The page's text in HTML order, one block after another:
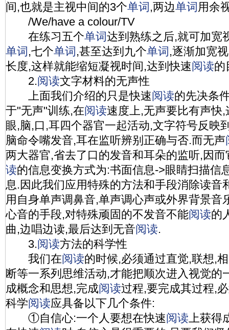
间,也就是主视中间的3个单词 ,两边单词 用余
/We/have a colour/TV
在练习五个单词达到熟练之后,就可加宽
单词 ,七个单词 ,甚至达到九个单词 ,逐渐加宽
长度,这样就能缩短凝视时间,达到快速阅读
2.阅读文字材料的无声性
上面我们介绍的只是快速阅读的先决条
于"无声"训练,在阅读速度上,无声要比有声快
眼,脑,口,耳四个器官一起活动,文字符号反映
脑命令嘴发音,耳在监听辨别正确与否.而无声
两大器官,省去了口的发音和耳朵的监听,因
读的信息变换方式为:书面信息->眼睛扫描信
息.因此我们应用特殊的方法和手段消除读音
用自身单声调鼻音,单声调心声或外界背景音
心音的手段,对特殊顽固的不发音不能阅读的
曲,边唱边读,最后达到无音阅读.
3.阅读方法的科学性
我们在阅读的时候,必须通过直觉,联想,
断等一系列思维活动,才能把顺次进入视觉的
成概念和思想,完成阅读过程,要完成其过程,
科学阅读应具备以下几个条件:
①自信心:一个人要想在快速阅读上获得